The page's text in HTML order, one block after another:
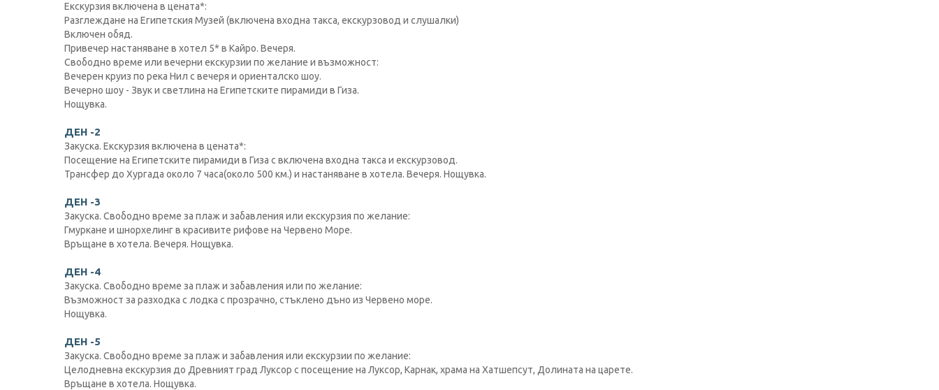
Екскурзия включена в цената*:
Разглеждане на Египетския Музей (включена входна такса, екскурзовод и слушалки)
Включен обяд.
Привечер настаняване в хотел 5* в Кайро. Вечеря.
Свободно време или вечерни екскурзии по желание и възможност:
Вечерен круиз по река Нил с вечеря и ориенталско шоу.
Вечерно шоу - Звук и светлина на Египетските пирамиди в Гиза.
Нощувка.
ДЕН -2
Закуска. Екскурзия включена в цената*:
Посещение на Египетските пирамиди в Гиза с включена входна такса и екскурзовод.
Трансфер до Хургада около 7 часа(около 500 км.) и настаняване в хотела. Вечеря. Нощувка.
ДЕН -3
Закуска. Свободно време за плаж и забавления или екскурзия по желание:
Гмуркане и шнорхелинг в красивите рифове на Червено Море.
Връщане в хотела. Вечеря. Нощувка.
ДЕН -4
Закуска. Свободно време за плаж и забавления или по желание:
Възможност за разходка с лодка с прозрачно, стъклено дъно из Червено море.
Нощувка.
ДЕН -5
Закуска. Свободно време за плаж и забавления или екскурзии по желание:
Целодневна екскурзия до Древният град Луксор с посещение на Луксор, Карнак, храма на Хатшепсут, Долината на царете.
Връщане в хотела. Нощувка.